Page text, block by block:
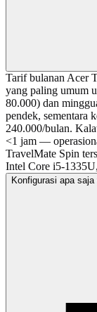
Tarif bulanan Acer
yang paling umum
80.000) dan
pendek, sementara
240.000/bulan.
<1 jam —
TravelMate Spin
Intel Core i5-
Konfigurasi apa